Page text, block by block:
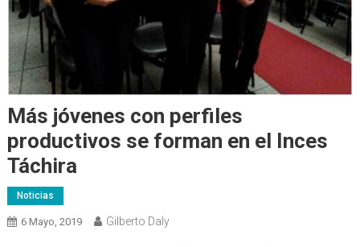
Más jóvenes con perfiles
productivos se forman en el Inces
Táchira
Noticias
6 Mayo, 2019 Gilberto Daly